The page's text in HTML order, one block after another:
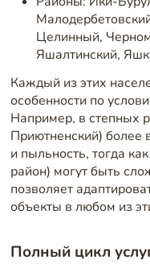
Целинный,
Яшалтинский,
Каждый из этих
особенности по
Например, в степных
Приютненский)
и пыльность, тогда
район) могут быть
позволяет
объекты в любом из
Полный цикл